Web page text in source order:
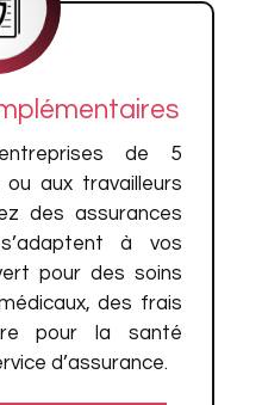
de 5
aux travailleurs
des assurances
à vos
pour des soins
des frais
pour la santé
d’assurance.